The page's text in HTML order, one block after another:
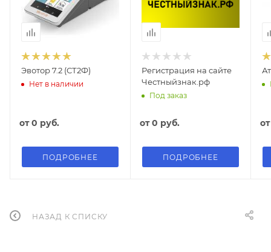
Эвотор 7.2 (СТ2Ф)
Нет в наличии
от0 руб.
ПОДРОБНЕЕ
Регистрация на сайте
Честныйзнак.рф
Под заказ
от0 руб.
ПОДРОБНЕЕ
НАЗАД К СПИСКУ